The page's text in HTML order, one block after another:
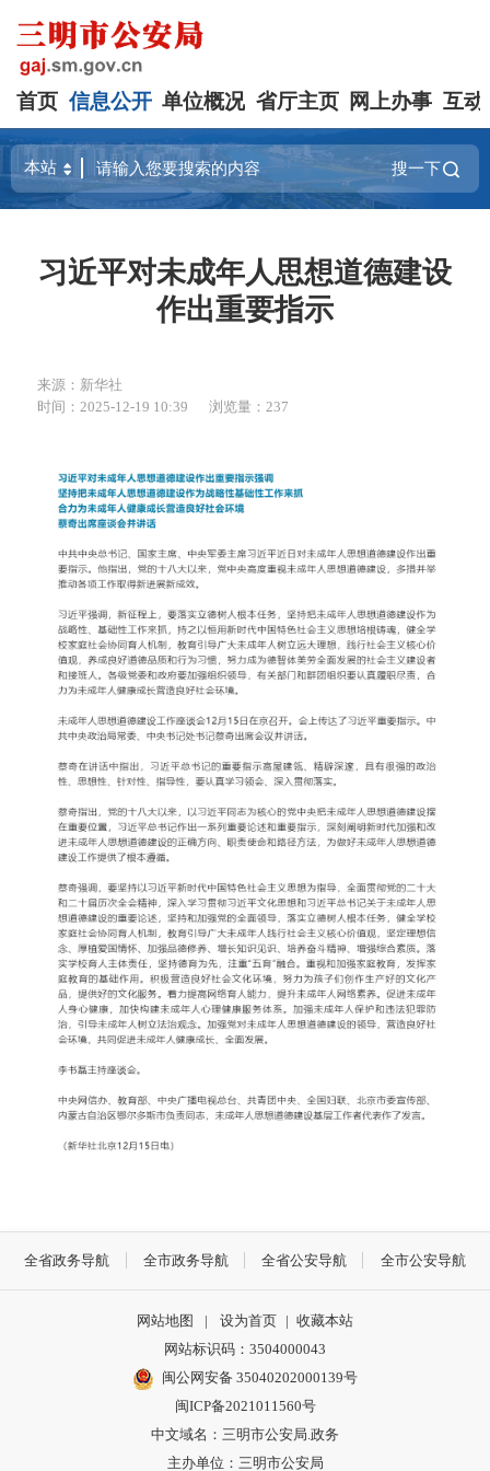
首页 信息公开 单位概况 省厅主页 网上办事 互动
搜一下
习近平对未成年人思想道德建设
作出重要指示
来源：新华社
时间：2025-12-19 10:39
浏览量：237
全省政务导航 全市政务导航 全省公安导航 全市公安导航
网站地图 | 设为首页 | 收藏本站
网站标识码：3504000043
闽公网安备 35040202000139号
闽ICP备2021011560号
中文域名：三明市公安局.政务
主办单位：三明市公安局